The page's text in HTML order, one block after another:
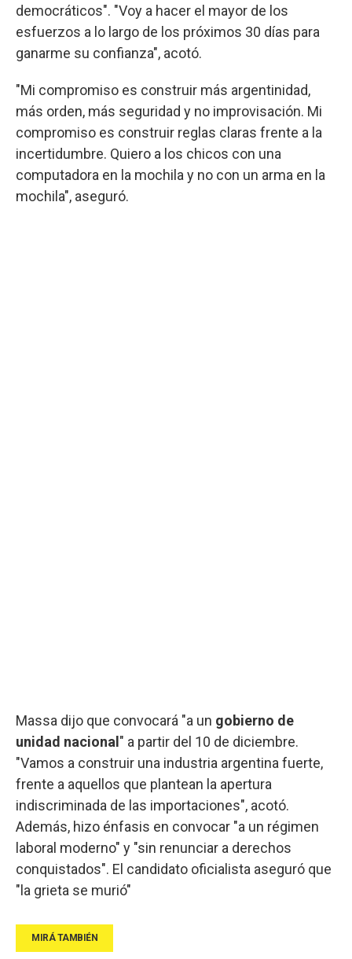
democráticos". "Voy a hacer el mayor de los
esfuerzos a lo largo de los próximos 30 días para
ganarme su confianza", acotó.
"Mi compromiso es construir más argentinidad,
más orden, más seguridad y no improvisación. Mi
compromiso es construir reglas claras frente a la
incertidumbre. Quiero a los chicos con una
computadora en la mochila y no con un arma en la
mochila", aseguró.
Massa dijo que convocará "a un gobierno de
unidad nacional " a partir del 10 de diciembre.
"Vamos a construir una industria argentina fuerte,
frente a aquellos que plantean la apertura
indiscriminada de las importaciones", acotó.
Además, hizo énfasis en convocar "a un régimen
laboral moderno" y "sin renunciar a derechos
conquistados". El candidato oficialista aseguró que
"la grieta se murió"